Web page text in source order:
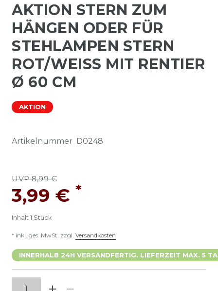
AKTION STERN ZUM
HÄNGEN ODER FÜR
STEHLAMPEN STERN
ROT/WEISS MIT RENTIER
Ø 60 CM
AKTION
Artikelnummer D0248
UVP 8,99 €
3,99 € *
Inhalt 1 Stück
* inkl. ges. MwSt. zzgl. Versandkosten
INNERHALB 24H VERSANDFERTIG. LIEFERZEIT MAX. 5